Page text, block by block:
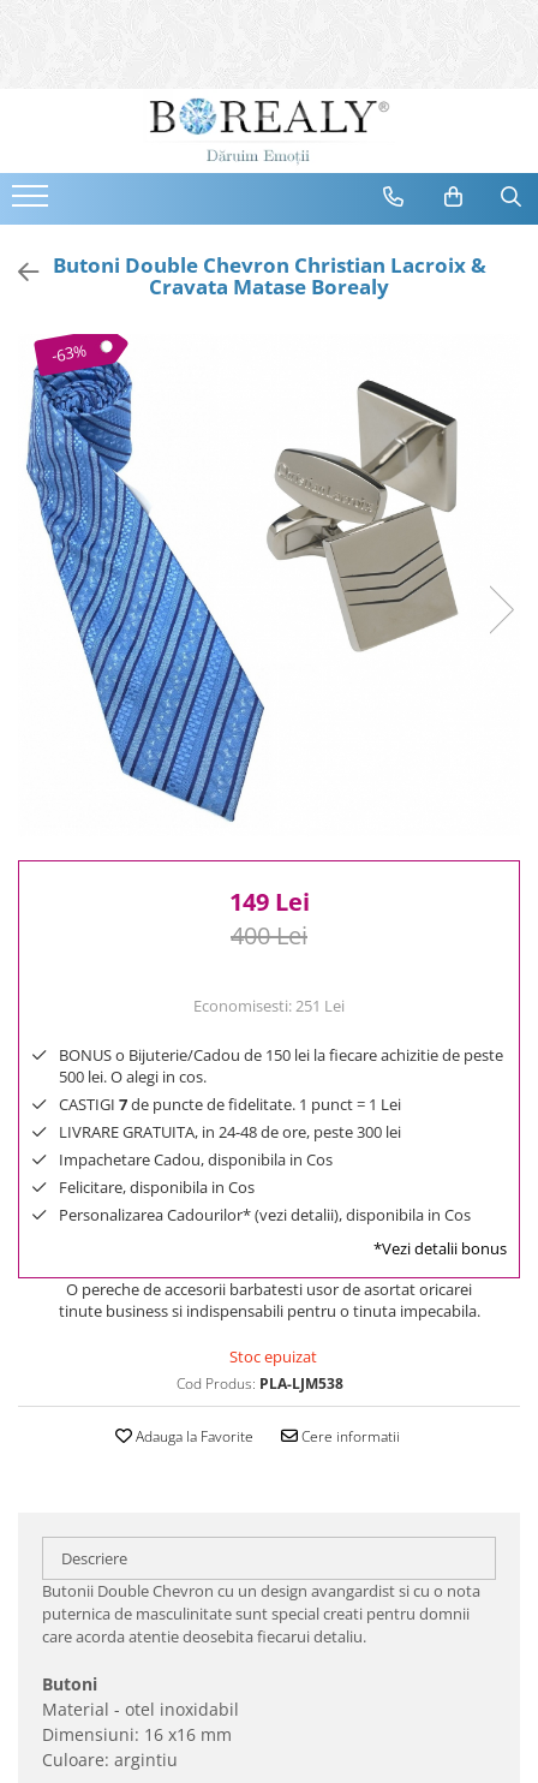
Bijuterii
Cercei
Bratari
Coliere
Tiare
Destinatari
Bijuterii Femei
Bijuterii Copii
Bijuterii Mirese
Selectii
Reduceri
Cele mai noi
Cele mai vandute
Cele mai votate
Cu video
0 Lei - 100 Lei
100 Lei - 200 Lei
Butoni Double Chevron Christian Lacroix &
Cravata Matase Borealy
-63%
149 Lei
400 Lei
Economisesti:251 Lei
BONUS o Bijuterie/Cadou de 150 lei la fiecare achizitie de peste
500 lei. O alegi in cos.
CASTIGI 7de puncte de fidelitate. 1 punct = 1 Lei
LIVRARE GRATUITA, in 24-48 de ore, peste 300 lei
Impachetare Cadou, disponibila in Cos
Felicitare, disponibila in Cos
Personalizarea Cadourilor* (vezi detalii), disponibila in Cos
*Vezi detalii bonus
O pereche de accesorii barbatesti usor de asortat oricarei
tinute business si indispensabili pentru o tinuta impecabila.
Stoc epuizat
Cod Produs: PLA-LJM538
Adauga la Favorite Cere informatii
Descriere
Butonii Double Chevron cu un design avangardist si cu o nota
puternica de masculinitate sunt special creati pentru domnii
care acorda atentie deosebita fiecarui detaliu.
Butoni
Material - otel inoxidabil
Dimensiuni: 16 x16 mm
Culoare: argintiu